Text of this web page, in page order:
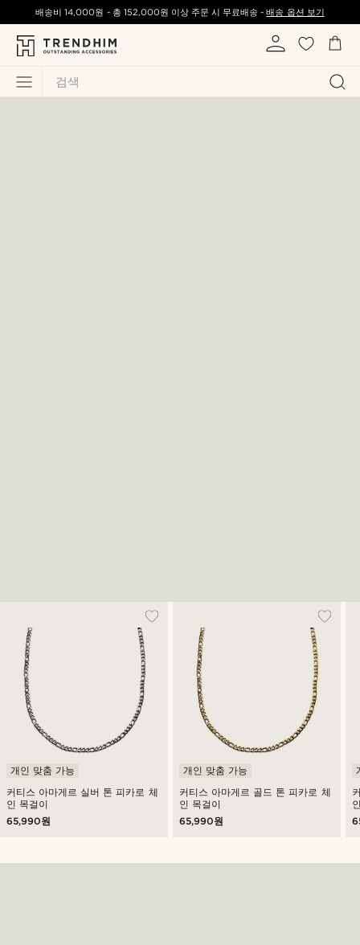
검색
배송비14,000원 - 총 152,000원 이상 주문 시 무료배송 -배송 옵션 보기
커티스 아마게르 실버 톤 피카로 체
인 목걸이
개인 맞춤 가능
65,990원
커티스 아마게르 골드 톤 피카로 체
인 목걸이
개인 맞춤 가능
65,990원